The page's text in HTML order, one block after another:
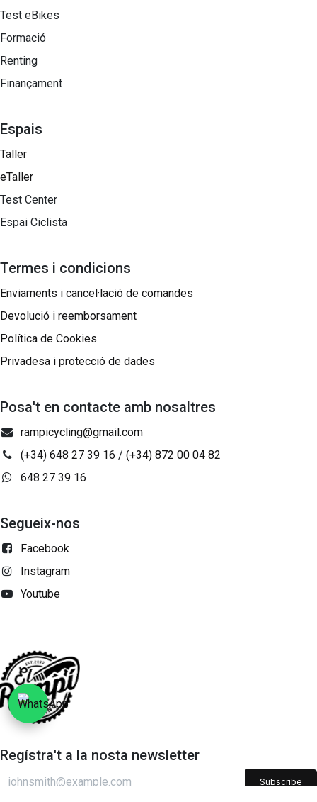
Test eBikes
Formació
Renting
Finançament
Espais
Taller
eTaller
Test Center
Espai Ciclista
Termes i condicions
Enviaments i cancel·lació de comandes
Devolució i reemborsament
Política de Cookies
Privadesa i protecció de dades
Posa't en contacte amb nosaltres
rampicycling@gmail.com
(+34) 648 27 39 16 / (+34) 872 00 04 82
648 27 39 16
Segueix-nos
Facebook
Instagram
Youtube
Regístra't a la nosta newsletter
Subscribe